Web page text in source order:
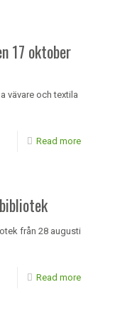
17 oktober
vävare och textila
Read more
från 28 augusti
Read more